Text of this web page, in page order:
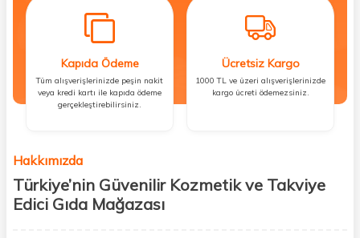
Kapıda Ödeme
Tüm alışverişlerinizde peşin nakit
veya kredi kartı ile kapıda ödeme
gerçekleştirebilirsiniz.
Ücretsiz Kargo
1000 TL ve üzeri alışverişlerinizde
kargo ücreti ödemezsiniz.
Hakkımızda
Türkiye’nin Güvenilir Kozmetik ve Takviye
Edici Gıda Mağazası